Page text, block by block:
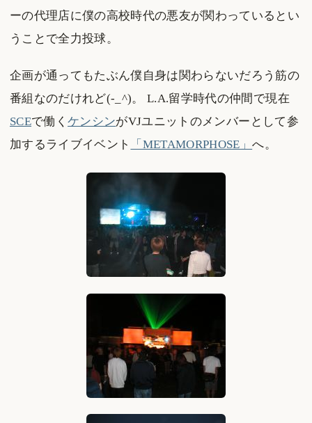
ーの代理店に僕の高校時代の悪友が関わっているとい
うことで全力投球。
企画が通ってもたぶん僕自身は関わらないだろう筋の
番組なのだけれど(-_^)。 L.A.留学時代の仲間で現在
SCEで働くケンシンがVJユニットのメンバーとして参
加するライブイベント
「METAMORPHOSE」へ。